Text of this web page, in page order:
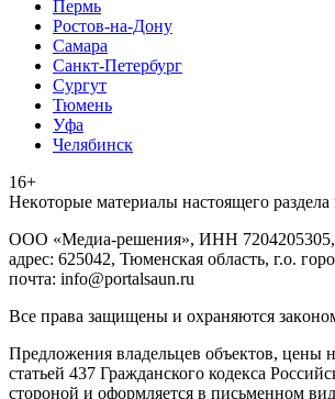
Пермь
Ростов-на-Дону
Самара
Санкт-Петербург
Сургут
Тюмень
Уфа
Челябинск
16+
Heкoтopыe мaтepиaлы нacтoящего
ООО «Медиа-решения», ИНН 7204205305,
адрес: 625042, Тюменская область, г.о.
почта: info@portalsaun.ru
Вce прaвa зaщищeны и oxpaняютcя
Предложения владельцев объектов, цены
статьей 437 Гражданского кодекса
стороной и оформляется в письменном